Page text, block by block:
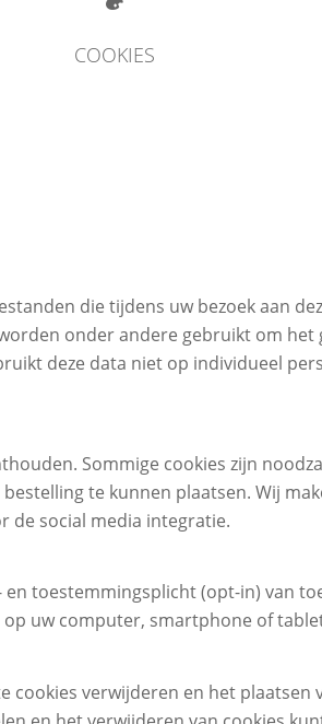
COOKIES
die tijdens uw bezoek aan
onder andere gebruikt om het
deze data niet op individueel
Sommige cookies zijn
te kunnen plaatsen. Wij
de social media integratie.
toestemmingsplicht (opt-in) van
uw computer, smartphone of
verwijderen en het plaatsen